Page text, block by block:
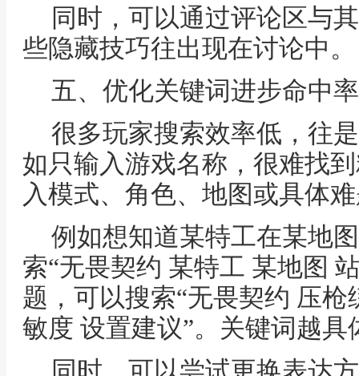
同时，可以通过评论区与
些隐藏技巧往出现在讨论中。
五、优化关键词进步命中率
很多玩家搜索效率低，往
如只输入游戏名称，很难找
入模式、角色、地图或具体
例如想知道某特工在某地
索“无畏契约 某特工 某地图
题，可以搜索“无畏契约 压枪
敏度 设置建议”。关键词越